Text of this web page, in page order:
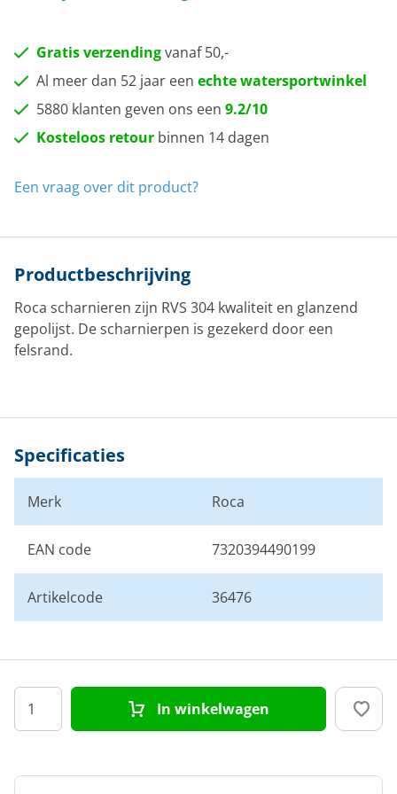
Gratis verzendingvanaf 50,-
Al meer dan 52 jaar een echte watersportwinkel
5880 klanten geven ons een 9.2/10
Kosteloos retour binnen 14 dagen
Een vraag over dit product?
Productbeschrijving
Roca scharnieren zijn RVS 304 kwaliteit en glanzend
gepolijst. De scharnierpen is gezekerd door een
felsrand.
Specificaties
Merk Roca
EAN code 7320394490199
Artikelcode 36476
In winkelwagen